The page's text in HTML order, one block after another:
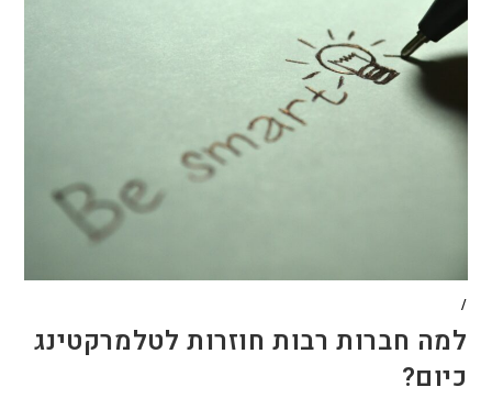
/
למה חברות רבות חוזרות לטלמרקטינג
כיום?